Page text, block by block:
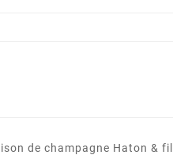
de champagne Haton &